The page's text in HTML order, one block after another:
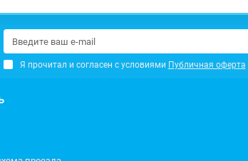
Я прочитал и согласен с условиями Публичная оферта